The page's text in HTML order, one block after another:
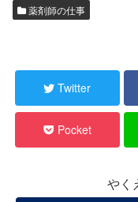
薬剤師の仕事
Twitter
Pocket
やく